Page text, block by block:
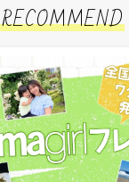
RECOMMEND